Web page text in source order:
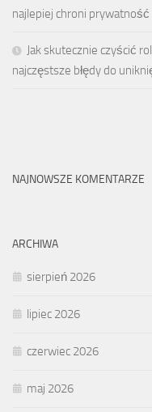
najlepiej chroni prywatność
Jak skutecznie czyścić
najczęstsze błędy do
NAJNOWSZE KOMENTARZE
ARCHIWA
sierpień 2026
lipiec 2026
czerwiec 2026
maj 2026